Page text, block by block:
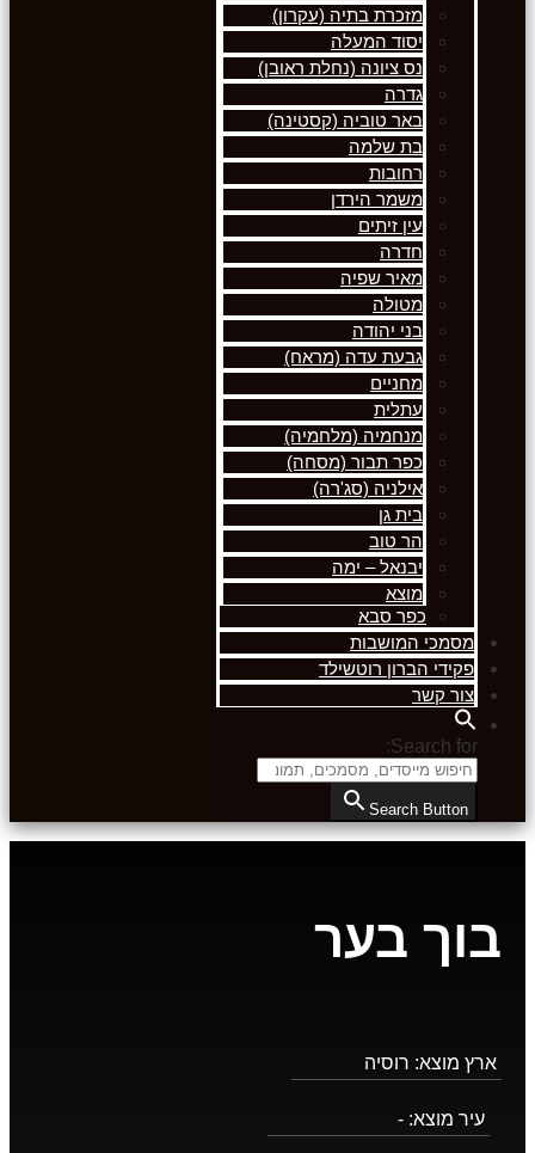
מזכרת בתיה (עקרון)
יסוד המעלה
נס ציונה (נחלת ראובן)
גדרה
באר טוביה (קסטינה)
בת שלמה
רחובות
משמר הירדן
עין זיתים
חדרה
מאיר שפיה
מטולה
בני יהודה
גבעת עדה (מראח)
מחניים
עתלית
מנחמיה (מלחמיה)
כפר תבור (מסחה)
אילניה (סג'רה)
בית גן
הר טוב
יבנאל – ימה
מוצא
כפר סבא
מסמכי המושבות
פקידי הברון רוטשילד
צור קשר
Search for:
Search Button
בוך בער
ארץ מוצא: רוסיה
עיר מוצא: -